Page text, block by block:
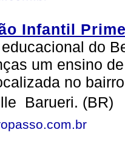
Infantil
do
um ensino
no
 Barueri. (BR)